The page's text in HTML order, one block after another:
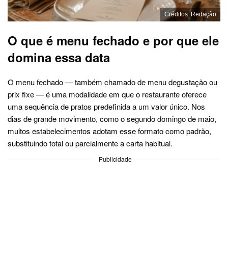
Créditos: Redação
O que é menu fechado e por que ele
domina essa data
O menu fechado — também chamado de menu degustação ou
prix fixe — é uma modalidade em que o restaurante oferece
uma sequência de pratos predefinida a um valor único. Nos
dias de grande movimento, como o segundo domingo de maio,
muitos estabelecimentos adotam esse formato como padrão,
substituindo total ou parcialmente a carta habitual.
Publicidade